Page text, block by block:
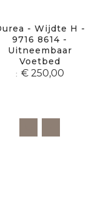
- Wijdte H -
9716 8614 -
Uitneembaar
Voetbed
€ 250,00